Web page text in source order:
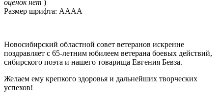
оценок нет )
Размер шрифта: AAAA
Новосибирский областной совет ветеранов искренне
поздравляет с 65-летним юбилеем ветерана боевых действий,
сибирского поэта и нашего товарища Евгения Бевза.
Желаем ему крепкого здоровья и дальнейших творческих
успехов!